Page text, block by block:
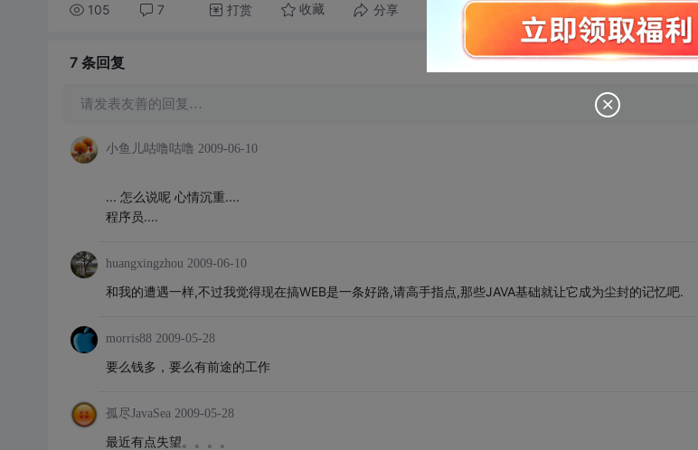
105 7 打赏 收藏 分享 转发到动态 举报
7 条回复
请发表友善的回复…
小鱼儿咕噜咕噜 2009-06-10
... 怎么说呢 心情沉重....
程序员....
huangxingzhou 2009-06-10
和我的遭遇一样,不过我觉得现在搞WEB是一条好路,请高手指点,那些JAVA基础就让它成为尘封的记忆吧.
morris88 2009-05-28
要么钱多，要么有前途的工作
孤尽JavaSea 2009-05-28
最近有点失望。。。。